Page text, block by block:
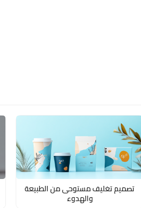
تصميم تغليف مستوحى من الطبيعة
والهدوء